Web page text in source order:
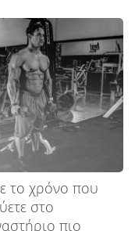
το χρόνο που
στο
πιο